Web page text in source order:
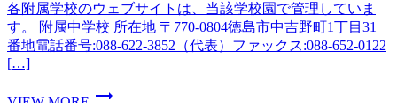
各附属学校のウェブサイトは、当該学校園で管理していま
す。 附属中学校 所在地 〒770-0804徳島市中吉野町1丁目31
番地電話番号:088-622-3852（代表）ファックス:088-652-0122
[…]
trending_flat